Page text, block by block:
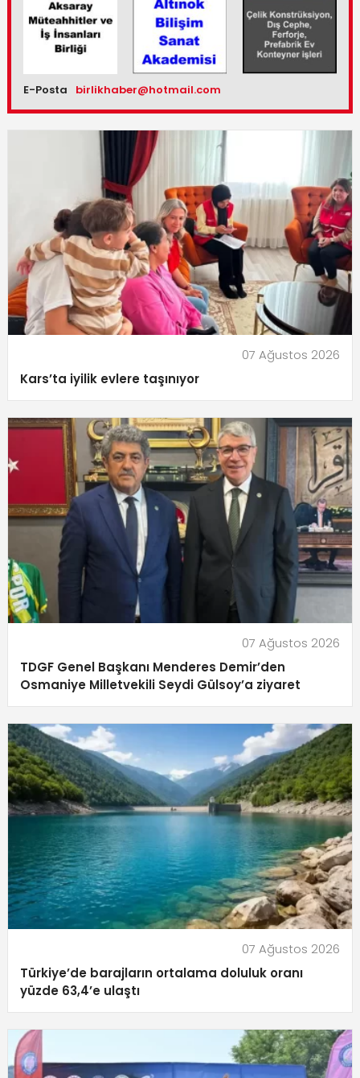
E-Posta birlikhaber@hotmail.com
07 Ağustos 2026
Kars’ta iyilik evlere taşınıyor
07 Ağustos 2026
TDGF Genel Başkanı Menderes Demir’den
Osmaniye Milletvekili Seydi Gülsoy’a ziyaret
07 Ağustos 2026
Türkiye’de barajların ortalama doluluk oranı
yüzde 63,4’e ulaştı